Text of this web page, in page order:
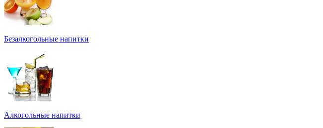
Безалкогольные напитки
Алкогольные напитки